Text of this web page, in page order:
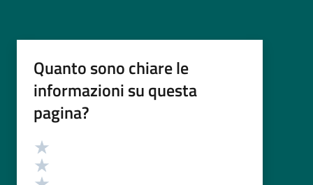
Quanto sono chiare le
informazioni su questa
pagina?
Valutazione